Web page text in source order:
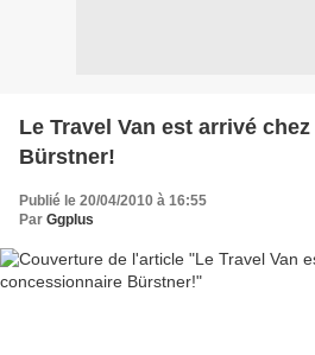
Le Travel Van est arrivé
Bürstner!
Publié le 20/04/2010 à 16:55
Par Ggplus